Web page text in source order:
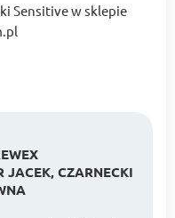
Sensitive w sklepie
JACEK, CZARNECKI